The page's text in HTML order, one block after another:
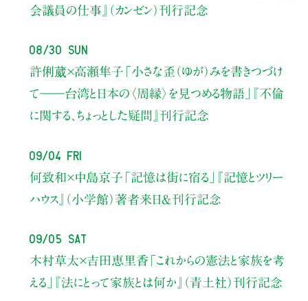
会議員の仕事』（カンゼン）刊行記念
08/30 Sun
許俐葳×高瀬隼子 「小さな歪（ゆが）みを書きつづけ
て――台湾と日本の〈周縁〉を見つめる物語」
『不倫
に関する、ちょっとした疑問』刊行記念
09/04 Fri
何致和×中島京子 「記憶は街に宿る」
『記憶とツリー
ハウス』（小学館）著者来日＆刊行記念
09/05 Sat
木村草太×吉田恵里香 「これからの憲法と家族を考
える」
『法にとって家族とは何か』（青土社）刊行記念